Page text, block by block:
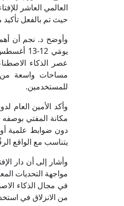
العالمي العاشر
حيث تم بالفعل
وأوضح د. نجم أن
يومَي
عصر الذكاء
مساحات واسعة من
للمستخدمين.
وأكد الأمين العام
مكانة المفتي
دون ضوابط علمية
يتناسب مع الواقع
وأشار إلى أن دار
مواجهة التحديات
في مجال الذكاء
من الانزلاق في